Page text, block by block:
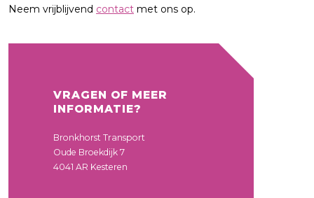
Neem vrijblijvend contact met ons op.
VRAGEN OF MEER
INFORMATIE?
Bronkhorst Transport
Oude Broekdijk 7
4041 AR Kesteren